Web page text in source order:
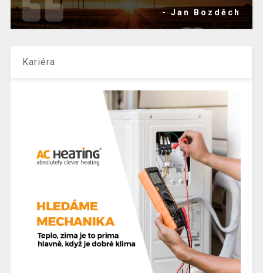
- Jan Bozděch
Kariéra